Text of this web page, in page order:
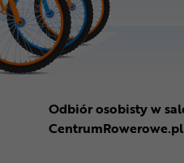
Odbiór osobisty w
CentrumRowerowe.pl